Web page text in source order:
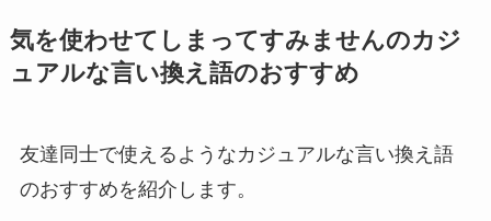
気を使わせてしまってすみませんのカジ
ュアルな言い換え語のおすすめ
友達同士で使えるようなカジュアルな言い換え語
のおすすめを紹介します。